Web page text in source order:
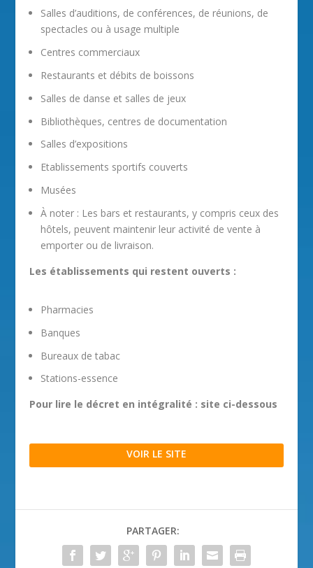
Salles d’auditions, de conférences, de réunions, de
spectacles ou à usage multiple
Centres commerciaux
Restaurants et débits de boissons
Salles de danse et salles de jeux
Bibliothèques, centres de documentation
Salles d’expositions
Etablissements sportifs couverts
Musées
À noter : Les bars et restaurants, y compris ceux des
hôtels, peuvent maintenir leur activité de vente à
emporter ou de livraison.
Les établissements qui restent ouverts :
Pharmacies
Banques
Bureaux de tabac
Stations-essence
Pour lire le décret en intégralité : site ci-dessous
VOIR LE SITE
PARTAGER: